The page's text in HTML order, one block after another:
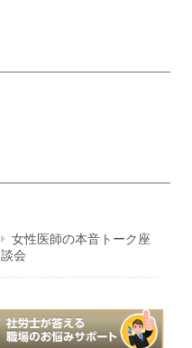
女性医師の本音トーク座
談会